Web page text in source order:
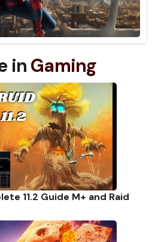
in Gaming
11.2 Guide M+ and Raid